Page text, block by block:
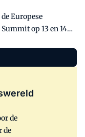
brood te
eerste bedrijf in
granen met
Europese
op 13 en 14
tritodeum. Het
vrij bekende
Agrasys.
de
de